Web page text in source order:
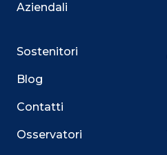
Aziendali
Sostenitori
Blog
Contatti
Osservatori